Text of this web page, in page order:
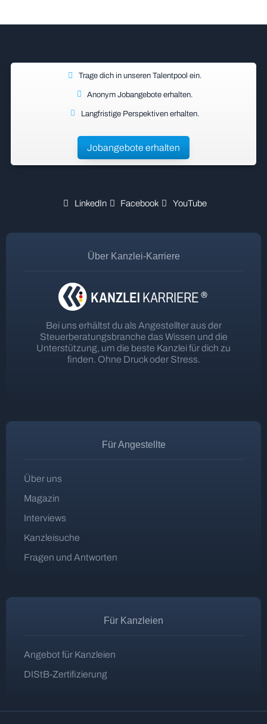
Trage dich in unseren Talentpool ein.
Anonym Jobangebote erhalten.
Langfristige Perspektiven erhalten.
Jobangebote erhalten
LinkedIn Facebook YouTube
Über Kanzlei-Karriere
Bei uns erhältst du als Angestellter aus der
Steuerberatungsbranche das Wissen und die
Unterstützung, um die beste Kanzlei für dich zu
finden. Ohne Druck oder Stress.
Für Angestellte
Über uns
Magazin
Interviews
Kanzleisuche
Fragen und Antworten
Für Kanzleien
Angebot für Kanzleien
DIStB-Zertifizierung